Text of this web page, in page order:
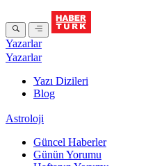
Yazarlar
Yazarlar
Yazı Dizileri
Blog
Astroloji
Güncel Haberler
Günün Yorumu